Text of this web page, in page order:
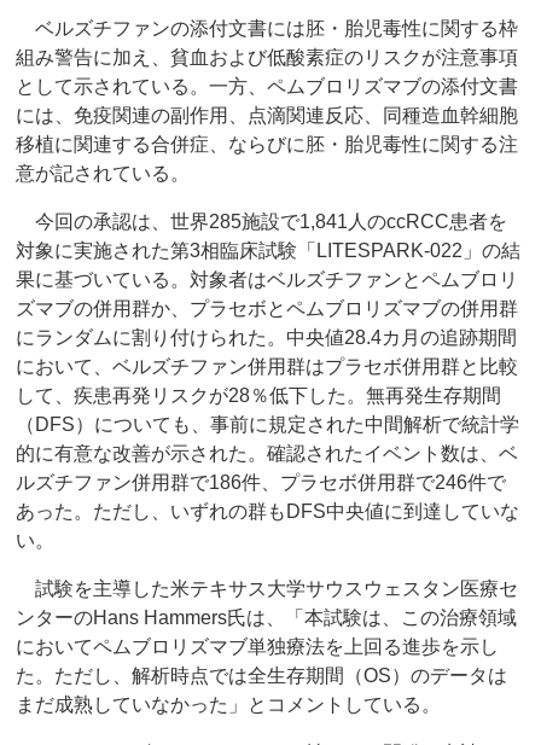
ベルズチファンの添付文書には胚・胎児毒性に関する枠
組み警告に加え、貧血および低酸素症のリスクが注意事項
として示されている。一方、ペムブロリズマブの添付文書
には、免疫関連の副作用、点滴関連反応、同種造血幹細胞
移植に関連する合併症、ならびに胚・胎児毒性に関する注
意が記されている。
今回の承認は、世界285施設で1,841人のccRCC患者を
対象に実施された第3相臨床試験「LITESPARK-022」の結
果に基づいている。対象者はベルズチファンとペムブロリ
ズマブの併用群か、プラセボとペムブロリズマブの併用群
にランダムに割り付けられた。中央値28.4カ月の追跡期間
において、ベルズチファン併用群はプラセボ併用群と比較
して、疾患再発リスクが28％低下した。無再発生存期間
（DFS）についても、事前に規定された中間解析で統計学
的に有意な改善が示された。確認されたイベント数は、ベ
ルズチファン併用群で186件、プラセボ併用群で246件で
あった。ただし、いずれの群もDFS中央値に到達していな
い。
試験を主導した米テキサス大学サウスウェスタン医療セ
ンターのHans Hammers氏は、「本試験は、この治療領域
においてペムブロリズマブ単独療法を上回る進歩を示し
た。ただし、解析時点では全生存期間（OS）のデータは
まだ成熟していなかった」とコメントしている。